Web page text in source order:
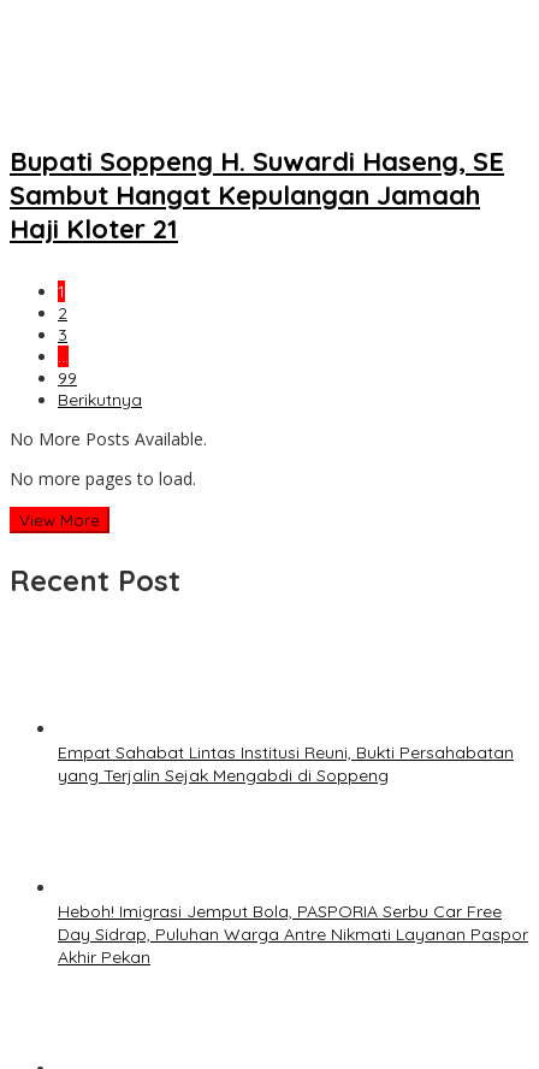
Bupati Soppeng H. Suwardi Haseng, SE
Sambut Hangat Kepulangan Jamaah
Haji Kloter 21
1
2
3
…
99
Berikutnya
No More Posts Available.
No more pages to load.
View More
Recent Post
Empat Sahabat Lintas Institusi Reuni, Bukti Persahabatan
yang Terjalin Sejak Mengabdi di Soppeng
Heboh! Imigrasi Jemput Bola, PASPORIA Serbu Car Free
Day Sidrap, Puluhan Warga Antre Nikmati Layanan Paspor
Akhir Pekan